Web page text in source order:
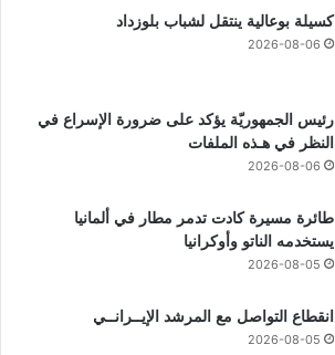
كسيلة بوعالية ينتقل لشباب بلوزداد
2026-08-06
رئيس الجمهوريّة يؤكد على ضرورة الإسراع في
النظر في هـذه الملفات
2026-08-06
طائرة مسيرة كادت تدمر مطار في ألمانيا
يستخدمه الناتو وأوكرانيا
2026-08-05
انقطاع التواصل مع المرشد الإيــرانــي
2026-08-05